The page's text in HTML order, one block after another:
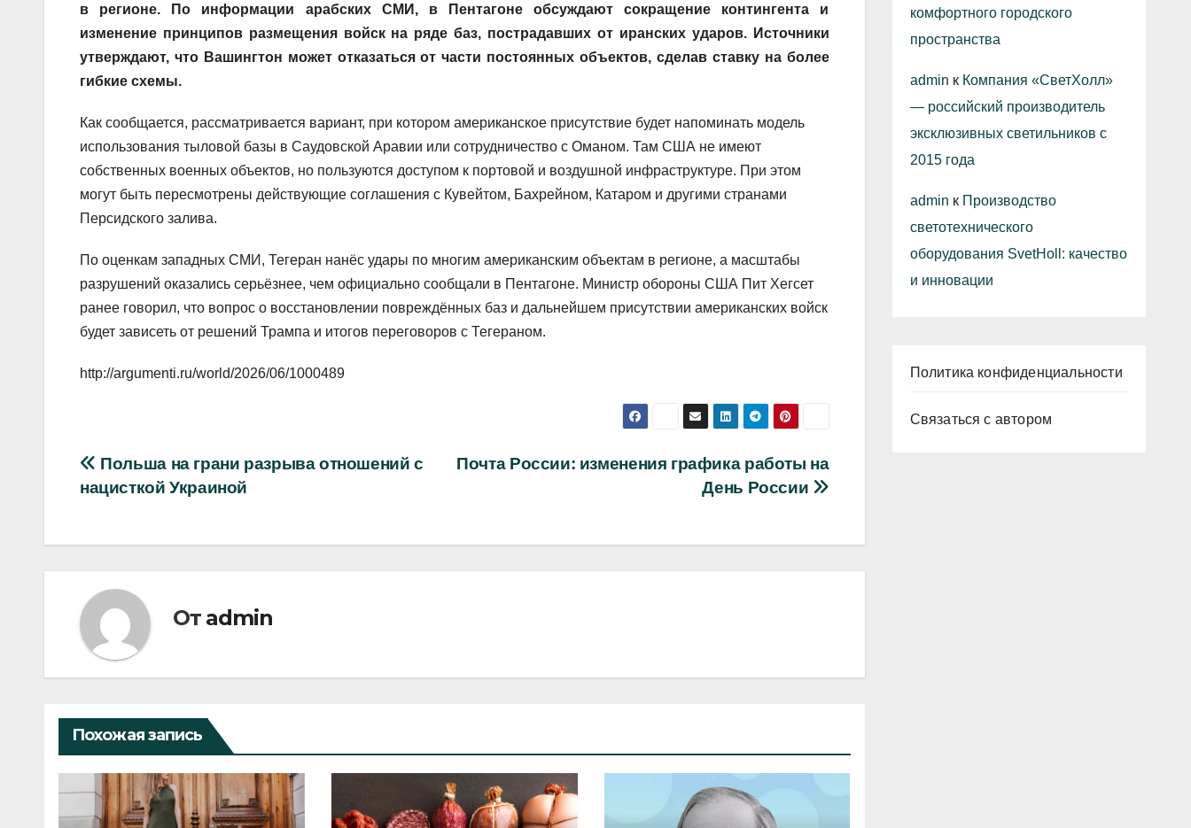
в регионе. По информации арабских СМИ, в Пентагоне обсуждают сокращение контингента и
изменение принципов размещения войск на ряде баз, пострадавших от иранских ударов. Источники
утверждают, что Вашингтон может отказаться от части постоянных объектов, сделав ставку на более
гибкие схемы.
Как сообщается, рассматривается вариант, при котором американское присутствие будет напоминать модель
использования тыловой базы в Саудовской Аравии или сотрудничество с Оманом. Там США не имеют
собственных военных объектов, но пользуются доступом к портовой и воздушной инфраструктуре. При этом
могут быть пересмотрены действующие соглашения с Кувейтом, Бахрейном, Катаром и другими странами
Персидского залива.
По оценкам западных СМИ, Тегеран нанёс удары по многим американским объектам в регионе, а масштабы
разрушений оказались серьёзнее, чем официально сообщали в Пентагоне. Министр обороны США Пит Хегсет
ранее говорил, что вопрос о восстановлении повреждённых баз и дальнейшем присутствии американских войск
будет зависеть от решений Трампа и итогов переговоров с Тегераном.
http://argumenti.ru/world/2026/06/1000489
Навигация
по
записям
Почта России: изменения графика работы на
День России
Польша на грани разрыва отношений с
нацисткой Украиной
От admin
Похожая запись
комфортного городского
пространства
admin к Компания «СветХолл»
— российский производитель
эксклюзивных светильников с
2015 года
admin к Производство
светотехнического
оборудования SvetHoll: качество
и инновации
Политика конфиденциальности
Связаться с автором